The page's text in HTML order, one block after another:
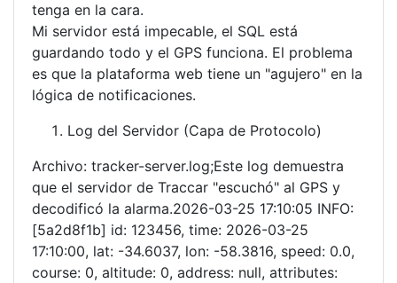
tenga en la cara.
Mi servidor está impecable, el SQL está
guardando todo y el GPS funciona. El problema
es que la plataforma web tiene un "agujero" en la
lógica de notificaciones.
Log del Servidor (Capa de Protocolo)
Archivo: tracker-server.log;Este log demuestra
que el servidor de Traccar "escuchó" al GPS y
decodificó la alarma.2026-03-25 17:10:05 INFO:
[5a2d8f1b] id: 123456, time: 2026-03-25
17:10:00, lat: -34.6037, lon: -58.3816, speed: 0.0,
course: 0, altitude: 0, address: null, attributes: